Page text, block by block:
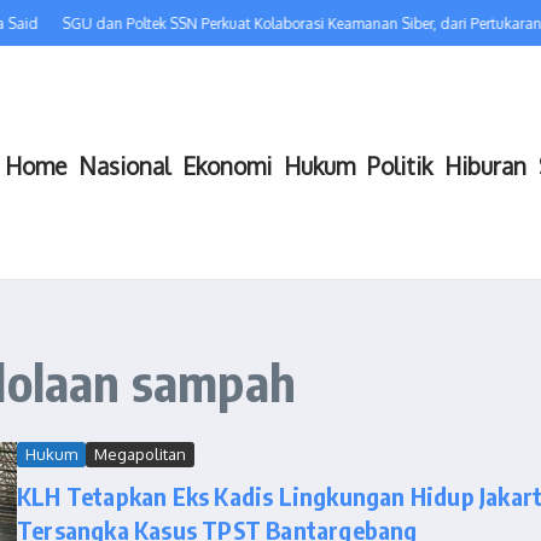
SGU dan Poltek SSN Perkuat Kolaborasi Keamanan Siber, dari
Home Nasional Ekonomi Hukum Politik Hiburan
sampah
Hukum Megapolitan
KLH Tetapkan Eks Kadis Lingkungan Hidup
Tersangka Kasus TPST Bantargebang